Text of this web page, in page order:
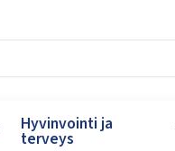
alasvetovalikkoa
Hyvinvointi ja
terveys